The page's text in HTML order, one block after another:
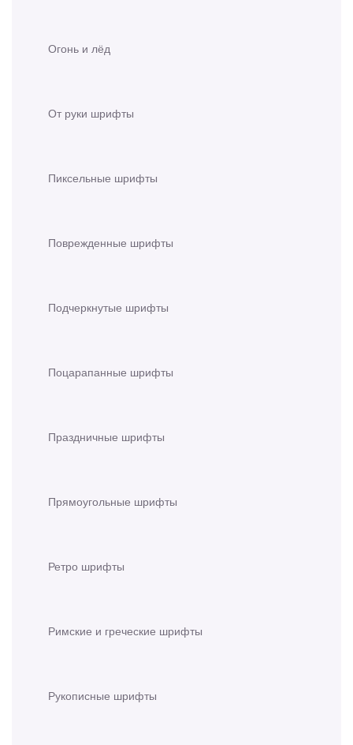
Огонь и лёд
От руки шрифты
Пиксельные шрифты
Поврежденные шрифты
Подчеркнутые шрифты
Поцарапанные шрифты
Праздничные шрифты
Прямоугольные шрифты
Ретро шрифты
Римские и греческие шрифты
Рукописные шрифты